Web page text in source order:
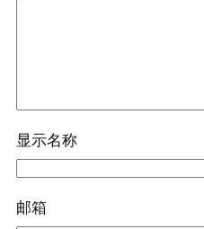
显示名称
邮箱